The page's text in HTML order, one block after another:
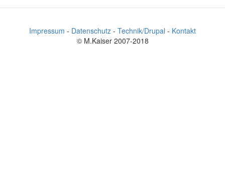
Impressum - Datenschutz - Technik/Drupal - Kontakt
© M.Kaiser 2007-2018